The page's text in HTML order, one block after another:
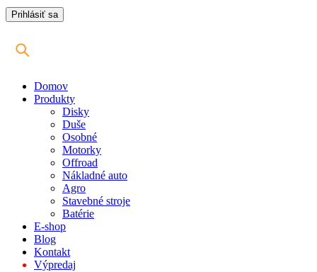
Domov
Produkty
Disky
Duše
Osobné
Motorky
Offroad
Nákladné auto
Agro
Stavebné stroje
Batérie
E-shop
Blog
Kontakt
Výpredaj